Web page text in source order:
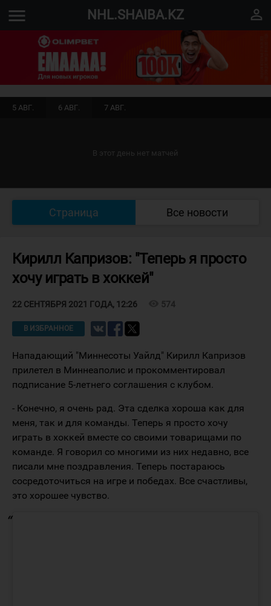
menu NHL.SHAIBA.KZ perm_identity
5 АВГ. 6 АВГ. 7 АВГ.
В этот день нет матчей
Страница Все новости
Кирилл Капризов: "Теперь я просто
хочу играть в хоккей"
22 СЕНТЯБРЯ 2021 ГОДА, 12:26 574
В ИЗБРАННОЕ
Нападающий "Миннесоты Уайлд" Кирилл Капризов
прилетел в Миннеаполис и прокомментировал
подписание 5-летнего соглашения с клубом.
- Конечно, я очень рад. Эта сделка хороша как для
меня, так и для команды. Теперь я просто хочу
играть в хоккей вместе со своими товарищами по
команде. Я говорил со многими из них недавно, все
писали мне поздравления. Теперь постараюсь
сосредоточиться на игре и победах. Все счастливы,
это хорошее чувство.